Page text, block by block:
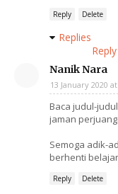
Reply Delete
Replies
Reply
Nanik Nara
13 January 2020
Baca judul-
jaman
Semoga adik-
berhenti
Reply Delete